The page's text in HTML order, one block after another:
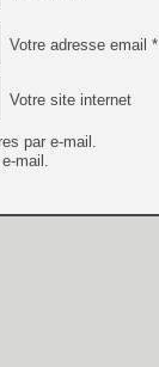
Votre adresse email *
Votre site internet
par e-mail.
mail.